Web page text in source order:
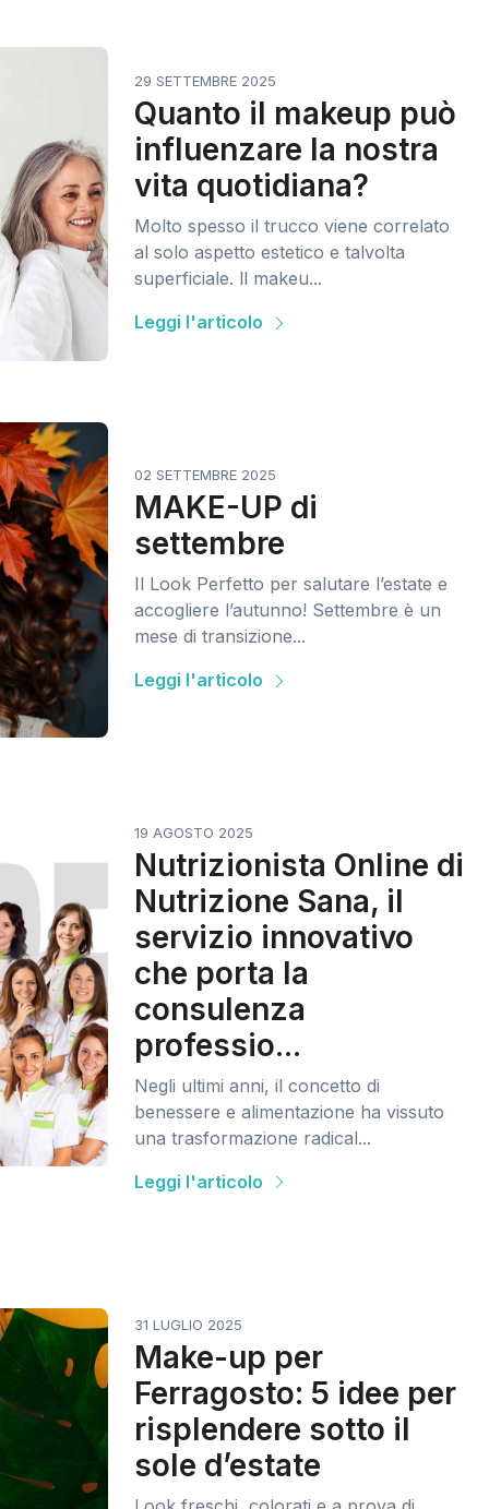
29 SETTEMBRE 2025
Quanto il makeup può
influenzare la nostra
vita quotidiana?
Molto spesso il trucco viene correlato
al solo aspetto estetico e talvolta
superficiale. ll makeu...
Leggi l'articolo
02 SETTEMBRE 2025
MAKE-UP di
settembre
Il Look Perfetto per salutare l’estate e
accogliere l’autunno! Settembre è un
mese di transizione...
Leggi l'articolo
19 AGOSTO 2025
Nutrizionista Online di
Nutrizione Sana, il
servizio innovativo
che porta la
consulenza
professio...
Negli ultimi anni, il concetto di
benessere e alimentazione ha vissuto
una trasformazione radical...
Leggi l'articolo
31 LUGLIO 2025
Make-up per
Ferragosto: 5 idee per
risplendere sotto il
sole d’estate